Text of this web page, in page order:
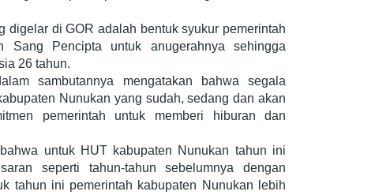
digelar di GOR adalah bentuk syukur pemerintah
Sang Pencipta untuk anugerahnya sehingga
26 tahun.
sambutannya mengatakan bahwa segala
Nunukan yang sudah, sedang dan akan
pemerintah untuk memberi hiburan dan
untuk HUT kabupaten Nunukan tahun ini
seperti tahun-tahun sebelumnya dengan
tahun ini pemerintah kabupaten Nunukan lebih